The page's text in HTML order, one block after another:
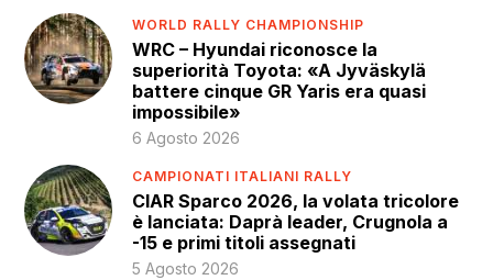
WORLD RALLY CHAMPIONSHIP
WRC – Hyundai riconosce la
superiorità Toyota: «A Jyväskylä
battere cinque GR Yaris era quasi
impossibile»
6 Agosto 2026
CAMPIONATI ITALIANI RALLY
CIAR Sparco 2026, la volata tricolore
è lanciata: Daprà leader, Crugnola a
-15 e primi titoli assegnati
5 Agosto 2026